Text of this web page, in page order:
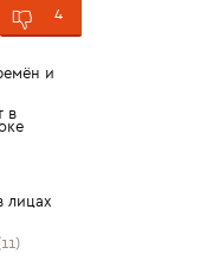
4
и
в
лицах